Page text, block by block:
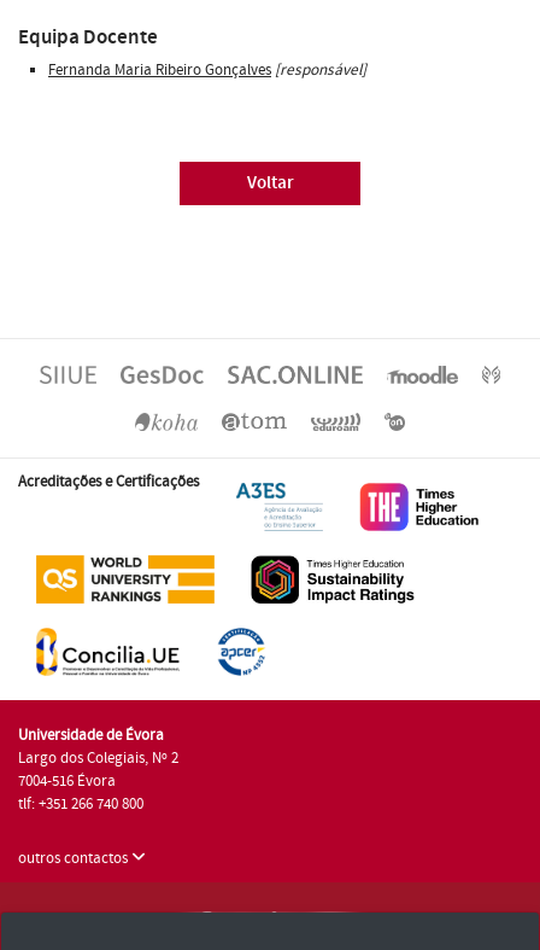
Equipa Docente
Fernanda Maria Ribeiro Gonçalves [responsável]
Voltar
Acreditações e Certificações
Universidade de Évora
Largo dos Colegiais, Nº 2
7004-516 Évora
tlf: +351 266 740 800
outros contactos